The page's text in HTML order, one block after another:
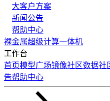
大客户方案
新闻公告
帮助中心
裸金属超级计算一体机
工作台
首页模型广场镜像社区数据社
告帮助中心